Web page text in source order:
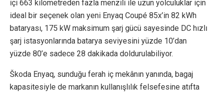
içi 663 kilometreden fazla menzili ile uzun yolculuklar için
ideal bir seçenek olan yeni Enyaq Coupé 85x’in 82 kWh
bataryası, 175 kW maksimum şarj gücü sayesinde DC hızlı
şarj istasyonlarında batarya seviyesini yüzde 10’dan
yüzde 80’e sadece 28 dakikada doldurulabiliyor.
Škoda Enyaq, sunduğu ferah iç mekânın yanında, bagaj
kapasitesiyle de markanın kullanışlılık felsefesine atıfta